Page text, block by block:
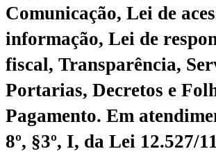
Comunicação, Lei de
informação, Lei de
fiscal, Transparência,
Portarias, Decretos e
Pagamento. Em
8º, §3º, I, da Lei 12.527/